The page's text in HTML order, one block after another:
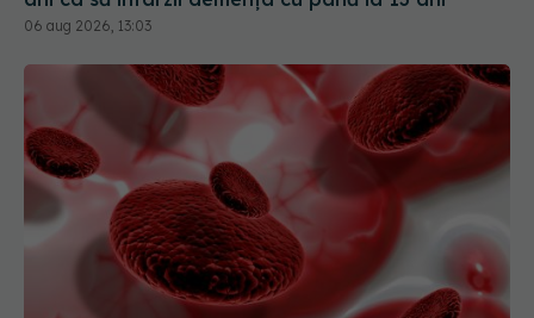
06 aug 2026, 13:03